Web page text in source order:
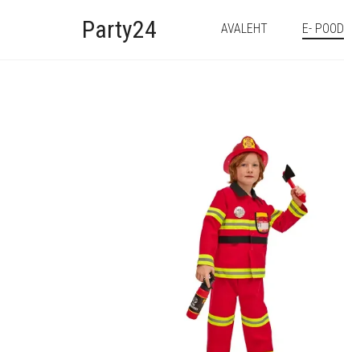
Party24 AVALEHT E- POOD